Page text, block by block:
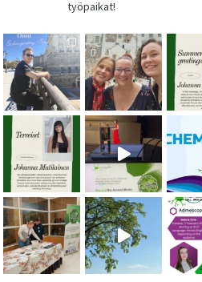
työpaikat!